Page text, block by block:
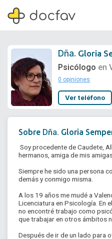
¿Eres
Dña. Gloria
Psicólogo en
0 opiniones
Ver teléfono
Sobre Dña. Gloria
Soy procedente de Caudete, Albacete... La pequeña de 4
hermanos, amiga de mis
Siempre he sido una persona
demás y conmigo misma.
A los 19 años me mudé a
Licenciatura en Psicología. En
no encontré trabajo como
que trabajar en otros ámbitos
Después de ir de un lado para